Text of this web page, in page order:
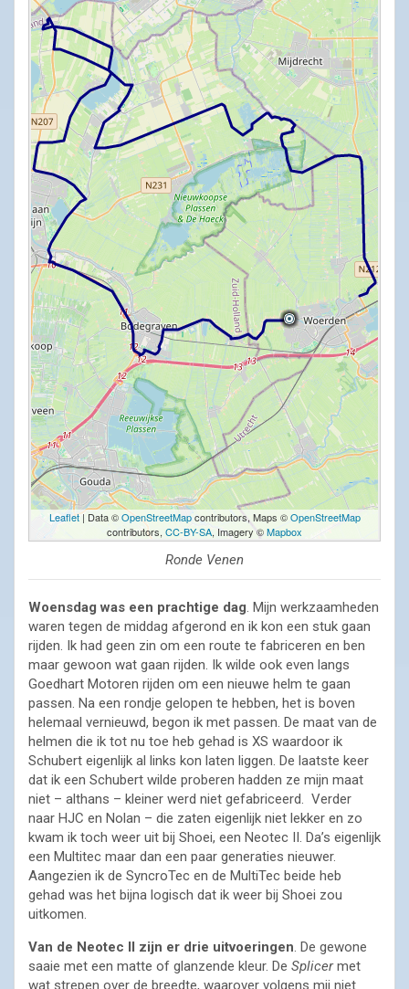
Leaflet| Data ©OpenStreetMapcontributors, Maps ©OpenStreetMap
contributors, CC-BY-SA, Imagery ©Mapbox
Ronde Venen
Woensdag was een prachtige dag . Mijn werkzaamheden
waren tegen de middag afgerond en ik kon een stuk gaan
rijden. Ik had geen zin om een route te fabriceren en ben
maar gewoon wat gaan rijden. Ik wilde ook even langs
Goedhart Motoren rijden om een nieuwe helm te gaan
passen. Na een rondje gelopen te hebben, het is boven
helemaal vernieuwd, begon ik met passen. De maat van de
helmen die ik tot nu toe heb gehad is XS waardoor ik
Schubert eigenlijk al links kon laten liggen. De laatste keer
dat ik een Schubert wilde proberen hadden ze mijn maat
niet – althans – kleiner werd niet gefabriceerd. Verder
naar HJC en Nolan – die zaten eigenlijk niet lekker en zo
kwam ik toch weer uit bij Shoei, een Neotec II. Da’s eigenlijk
een Multitec maar dan een paar generaties nieuwer.
Aangezien ik de SyncroTec en de MultiTec beide heb
gehad was het bijna logisch dat ik weer bij Shoei zou
uitkomen.
Van de Neotec II zijn er drie uitvoeringen . De gewone
saaie met een matte of glanzende kleur. De Splicermet
wat strepen over de breedte, waarover volgens mij niet